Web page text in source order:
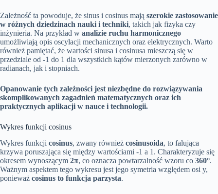
Zależność ta powoduje, że sinus i cosinus mają szerokie zastosowanie
w różnych dziedzinach nauki i techniki, takich jak fizyka czy
inżynieria. Na przykład w analizie ruchu harmonicznego
umożliwiają opis oscylacji mechanicznych oraz elektrycznych. Warto
również pamiętać, że wartości sinusa i cosinusa mieszczą się w
przedziale od -1 do 1 dla wszystkich kątów mierzonych zarówno w
radianach, jak i stopniach.
Opanowanie tych zależności jest niezbędne do rozwiązywania
skomplikowanych zagadnień matematycznych oraz ich
praktycznych aplikacji w nauce i technologii.
Wykres funkcji cosinus
Wykres funkcji cosinus, zwany również cosinusoida, to falująca
krzywa poruszająca się między wartościami -1 a 1. Charakteryzuje się
okresem wynoszącym 2π, co oznacza powtarzalność wzoru co 360°.
Ważnym aspektem tego wykresu jest jego symetria względem osi y,
ponieważ cosinus to funkcja parzysta.